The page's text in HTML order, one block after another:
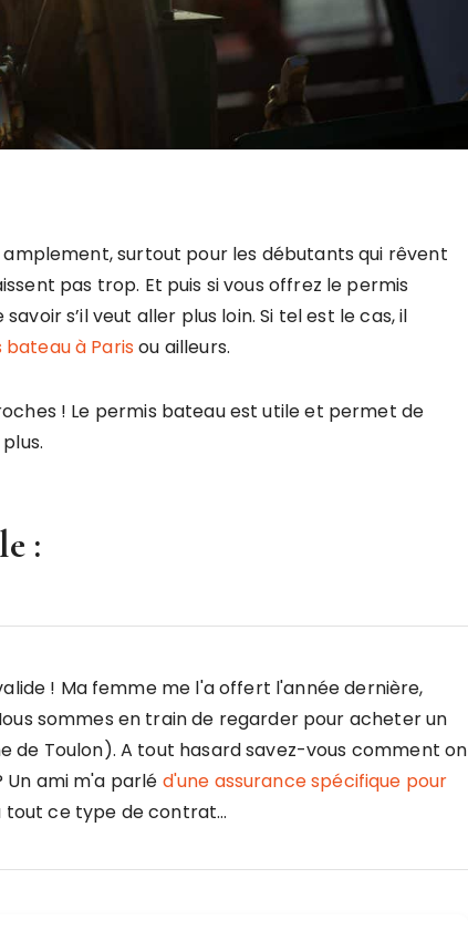
surtout pour les débutants qui rêvent
pas trop. Et puis si vous offrez le permis
s’il veut aller plus loin. Si tel est le cas, il
à Paris ou ailleurs.
! Le permis bateau est utile et permet de
:
! Ma femme me l'a offert l'année dernière,
sommes en train de regarder pour acheter un
de Toulon). A tout hasard savez-vous comment on
ami m'a parlé d'une assurance spécifique pour
tout ce type de contrat...